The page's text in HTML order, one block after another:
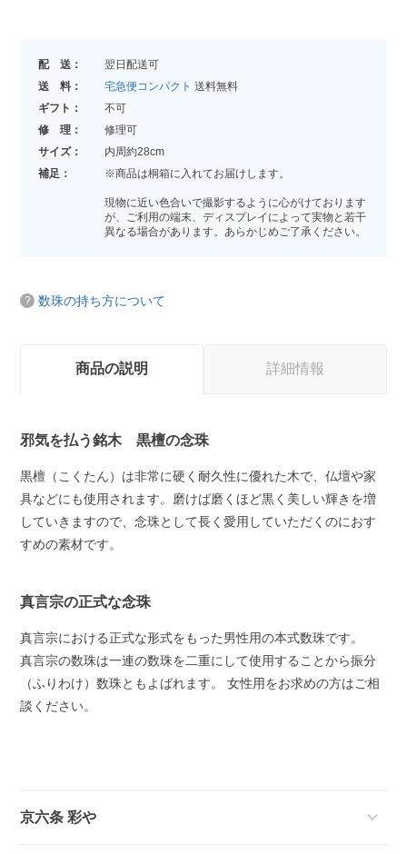
配 送：
翌日配送可
送 料：
宅急便コンパクト 送料無料
ギフト：
不可
修 理：
修理可
サイズ：
内周約28cm
補足：
※商品は桐箱に入れてお届けします。
現物に近い色合いで撮影するように心がけております
が、ご利用の端末、ディスプレイによって実物と若干
異なる場合があります。あらかじめご了承ください。
数珠の持ち方について
商品の説明 詳細情報
邪気を払う銘木 黒檀の念珠
黒檀（こくたん）は非常に硬く耐久性に優れた木で、仏壇や家
具などにも使用されます。磨けば磨くほど黒く美しい輝きを増
していきますので、念珠として長く愛用していただくのにおす
すめの素材です。
真言宗の正式な念珠
真言宗における正式な形式をもった男性用の本式数珠です。
真言宗の数珠は一連の数珠を二重にして使用することから振分
（ふりわけ）数珠ともよばれます。 女性用をお求めの方はご相
談ください。
京六条 彩や